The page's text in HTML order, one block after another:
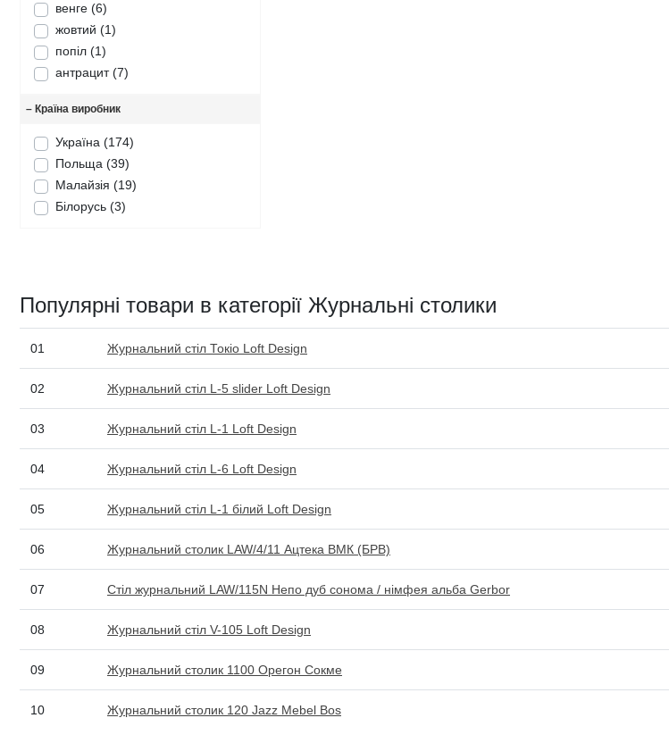
венге (6)
жовтий (1)
попіл (1)
антрацит(7)
– Країна виробник
Україна (174)
Польща (39)
Малайзія (19)
Білорусь (3)
Популярні товари в категорії Журнальні столики
01 Журнальний стіл Токіо Loft Design
02 Журнальний стіл L-5 slider Loft Design
03 Журнальний стіл L-1 Loft Design
04 Журнальний стіл L-6 Loft Design
05 Журнальний стіл L-1 білий Loft Design
06 Журнальний столик LAW/4/11 Ацтека ВМК (БРВ)
07 Стіл журнальний LAW/115N Непо дуб сонома / німфея альба Gerbor
08 Журнальний стіл V-105 Loft Design
09 Журнальний столик 1100 Орегон Сокме
10 Журнальний столик 120 Jazz Mebel Bos